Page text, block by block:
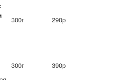
300г
290р
300г
390р